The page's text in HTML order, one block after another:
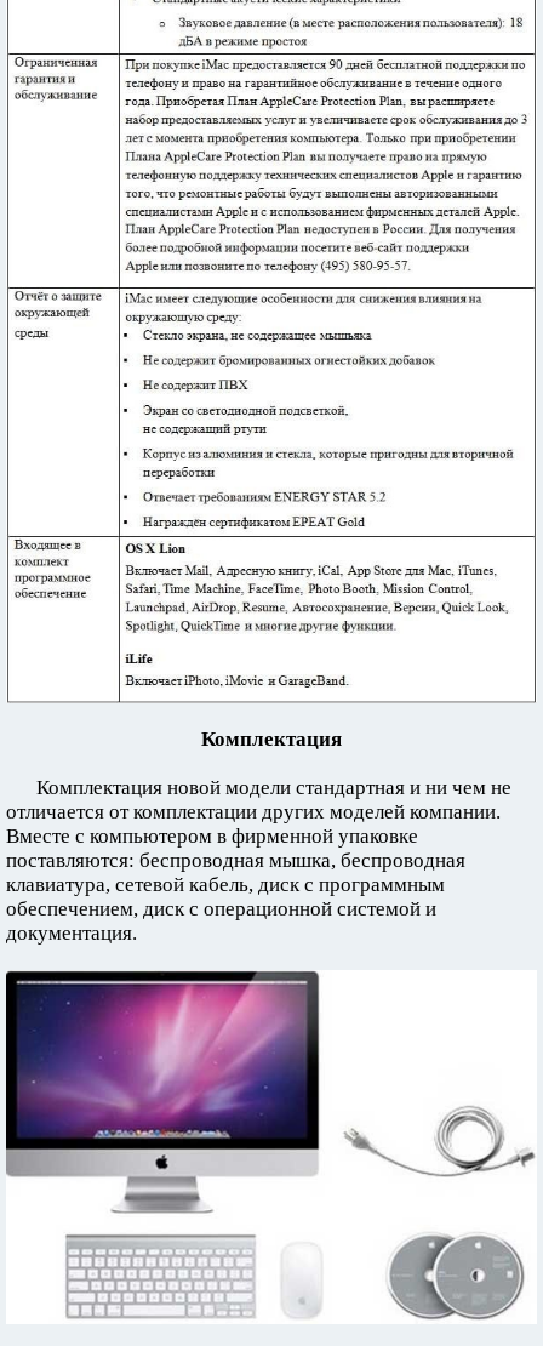
Комплектация
Комплектация новой модели стандартная и ни чем не
отличается от комплектации других моделей компании.
Вместе с компьютером в фирменной упаковке
поставляются: беспроводная мышка, беспроводная
клавиатура, сетевой кабель, диск с программным
обеспечением, диск с операционной системой и
документация.